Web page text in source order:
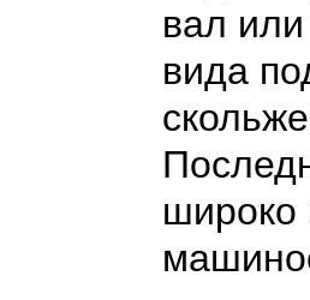
вал
вида
широко